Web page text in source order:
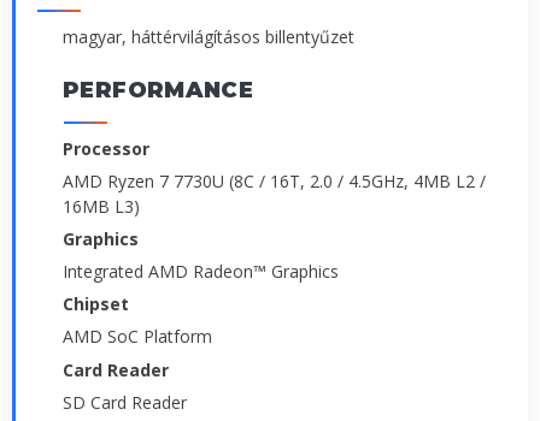
magyar, háttérvilágításos billentyűzet
PERFORMANCE
Processor
AMD Ryzen 7 7730U (8C / 16T, 2.0 / 4.5GHz, 4MB L2 /
16MB L3)
Graphics
Integrated AMD Radeon™ Graphics
Chipset
AMD SoC Platform
Card Reader
SD Card Reader